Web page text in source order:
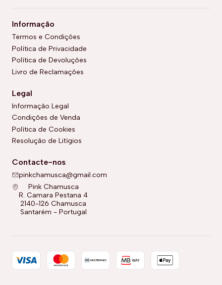
Informação
Termos e Condições
Política de Privacidade
Política de Devoluções
Livro de Reclamações
Legal
Informação Legal
Condições de Venda
Política de Cookies
Resolução de Litígios
Contacte-nos
pinkchamusca@gmail.com
Pink Chamusca
R. Camara Pestana 4
2140-126 Chamusca
Santarém - Portugal